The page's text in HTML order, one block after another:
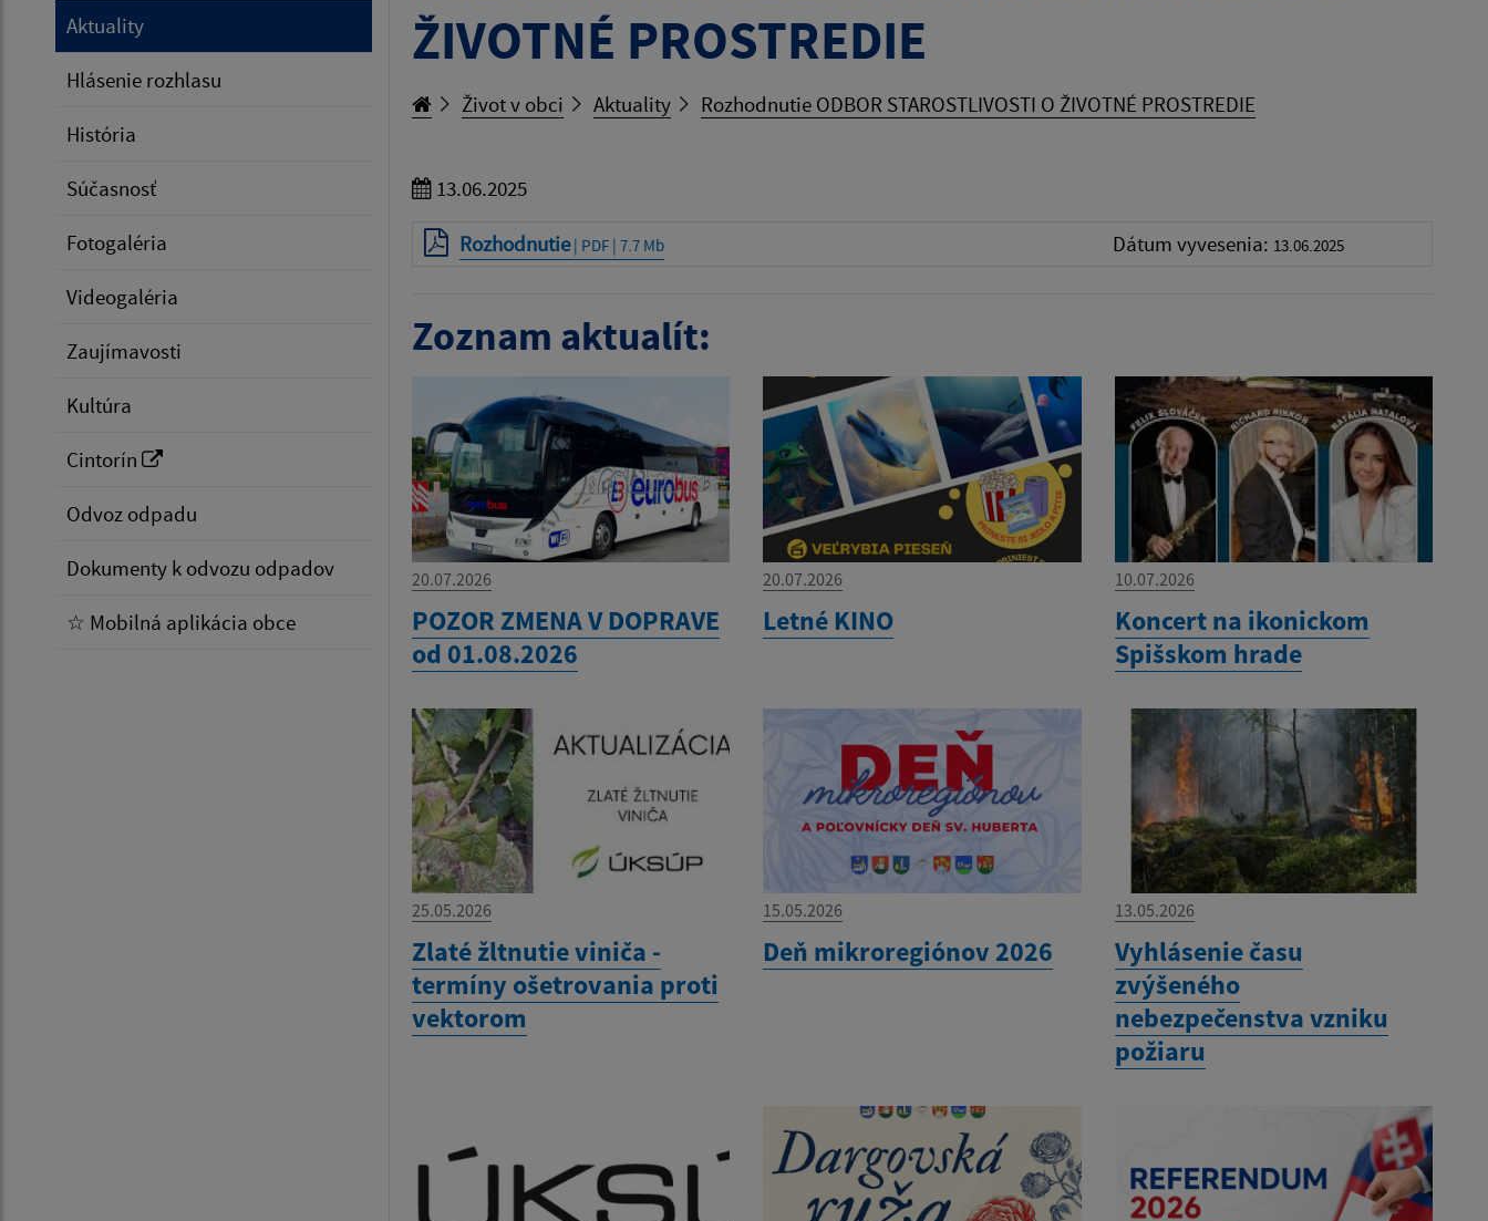
Aktuality
Hlásenie rozhlasu
História
Súčasnosť
Fotogaléria
Videogaléria
Zaujímavosti
Kultúra
Cintorín
Odvoz odpadu
Dokumenty k odvozu odpadov
☆ Mobilná aplikácia obce
ŽIVOTNÉ PROSTREDIE
Život v obci Aktuality Rozhodnutie ODBOR STAROSTLIVOSTI O ŽIVOTNÉ PROSTREDIE
13.06.2025
Rozhodnutie| PDF | 7.7 Mb Dátum vyvesenia: 13.06.2025
Zoznam aktualít:
20.07.2026
POZOR ZMENA V DOPRAVE
od 01.08.2026
20.07.2026
Letné KINO
10.07.2026
Koncert na ikonickom
Spišskom hrade
25.05.2026
Zlaté žltnutie viniča -
termíny ošetrovania proti
vektorom
15.05.2026
Deň mikroregiónov 2026
13.05.2026
Vyhlásenie času
zvýšeného
nebezpečenstva vzniku
požiaru